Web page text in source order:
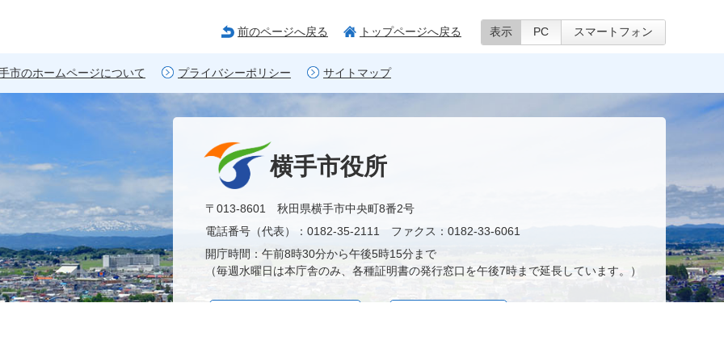
前のページへ戻る トップページへ戻る 表示 PC スマートフォン
市のホームページについて プライバシーポリシー サイトマップ
横手市役所
〒013-8601 秋田県横手市中央町8番2号
電話番号（代表）：0182-35-2111 ファクス：0182-33-6061
開庁時間：午前8時30分から午後5時15分まで
（毎週水曜日は本庁舎のみ、各種証明書の発行窓口を午後7時まで延長しています。）